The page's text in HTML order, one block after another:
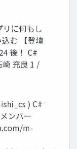
に何もし
む 【登壇
後！ C#
充良 1 /
) C#
ンバー
m-